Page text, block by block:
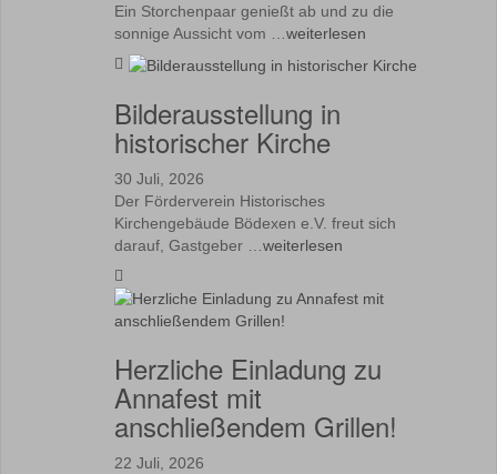
Ein Storchenpaar genießt ab und zu die
sonnige Aussicht vom … weiterlesen
Bilderausstellung in
historischer Kirche
30 Juli, 2026
Der Förderverein Historisches
Kirchengebäude Bödexen e.V. freut sich
darauf, Gastgeber … weiterlesen
Herzliche Einladung zu
Annafest mit
anschließendem Grillen!
22 Juli, 2026